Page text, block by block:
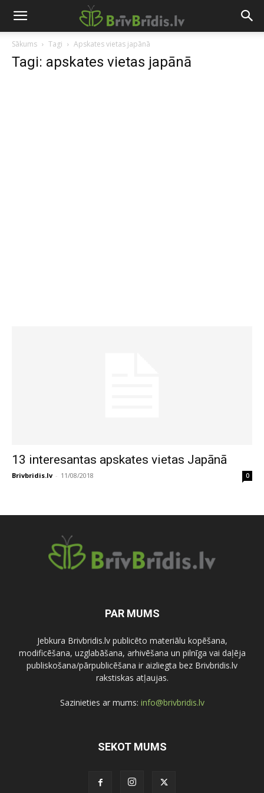
Sākums Tagi Apskates vietas japānā
Tagi: apskates vietas japānā
13 interesantas apskates vietas Japānā
Brivbridis.lv - 11/08/2018 0
PAR MUMS
Jebkura Brivbridis.lv publicēto materiālu kopēšana,
modificēšana, uzglabāšana, arhivēšana un pilnīga vai daļēja
publiskošana/pārpublicēšana ir aizliegta bez Brivbridis.lv
rakstiskas atļaujas.
Sazinieties ar mums: info@brivbridis.lv
SEKOT MUMS